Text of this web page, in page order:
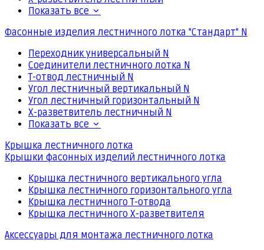
Показать все
Фасонные изделия лестничного лотка "Стандарт" N
Переходник универсальный N
Соединители лестничного лотка N
Т-отвод лестничный N
Угол лестничный вертикальный N
Угол лестничный горизонтальный N
Х-разветвитель лестничный N
Показать все
Крышка лестничного лотка
Крышки фасонных изделий лестничного лотка
Крышка лестничного вертикального угла
Крышка лестничного горизонтального угла
Крышка лестничного Т-отвода
Крышка лестничного Х-разветвителя
Аксессуары для монтажа лестничного лотка